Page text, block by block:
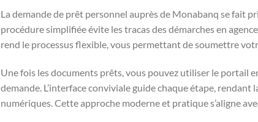
La demande de prêt personnel auprès de Monabanq se fait
procédure simplifiée évite les tracas des démarches en
rend le processus flexible, vous permettant de soumettre
Une fois les documents prêts, vous pouvez utiliser le portail
demande. L’interface conviviale guide chaque étape,
numériques. Cette approche moderne et pratique s’aligne